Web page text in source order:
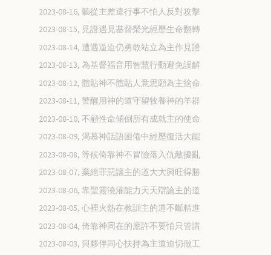
2023-08-16, 聽從主差遣行事不怕人反對攻擊
2023-08-15, 見證遇見基督榮光經歷生命翻轉
2023-08-14, 遭遇逼迫仍勇敢站立為主作見證
2023-08-13, 為基督福音用智慧行動避免誤解
2023-08-12, 體貼神不體貼人意思願為主捨命
2023-08-11, 警醒用神的道守望牧養神的羊群
2023-08-10, 不顧性命傾倒所有成就主的使命
2023-08-09, 渴慕神話語困倦中經歷復活大能
2023-08-08, 等候倚靠神不冒險落入仇敵擾亂
2023-08-07, 棄絕罪惡讓主的道大大興旺得勝
2023-08-06, 靠聖靈澆灌能力天天辯論主的道
2023-08-05, 心裡火熱在教訓主的道不斷精進
2023-08-04, 倚靠神同在的應許不要怕只管講
2023-08-03, 與夥伴同心扶持為主道迫切做工